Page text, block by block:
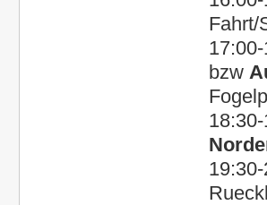
Fahrt/
bzw